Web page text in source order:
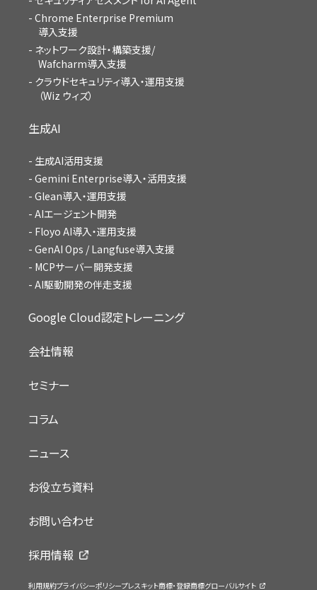
Chrome Enterprise Premium
導入支援
ネットワーク設計・構築支援/
Wafcharm導入支援
クラウドセキュリティ導入・運用支援
（Wiz ウィズ）
生成AI
生成AI活用支援
Gemini Enterprise導入・活用支援
Glean導入・運用支援
AIエージェント開発
Floyo AI導入・運用支援
GenAI Ops / Langfuse導入支援
MCPサーバー開発支援
AI駆動開発の伴走支援
Google Cloud認定トレーニング
会社情報
セミナー
コラム
ニュース
お役立ち資料
お問い合わせ
採用情報
利用規約プライバシーポリシープレスキット商標・登録商標グローバルサイト